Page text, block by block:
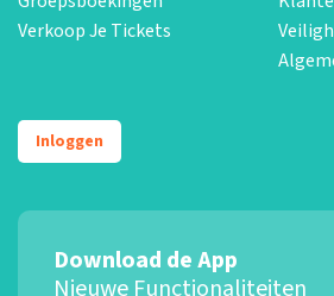
Verkoop Je Tickets
Inloggen
Download de App
Nieuwe Functionaliteiten